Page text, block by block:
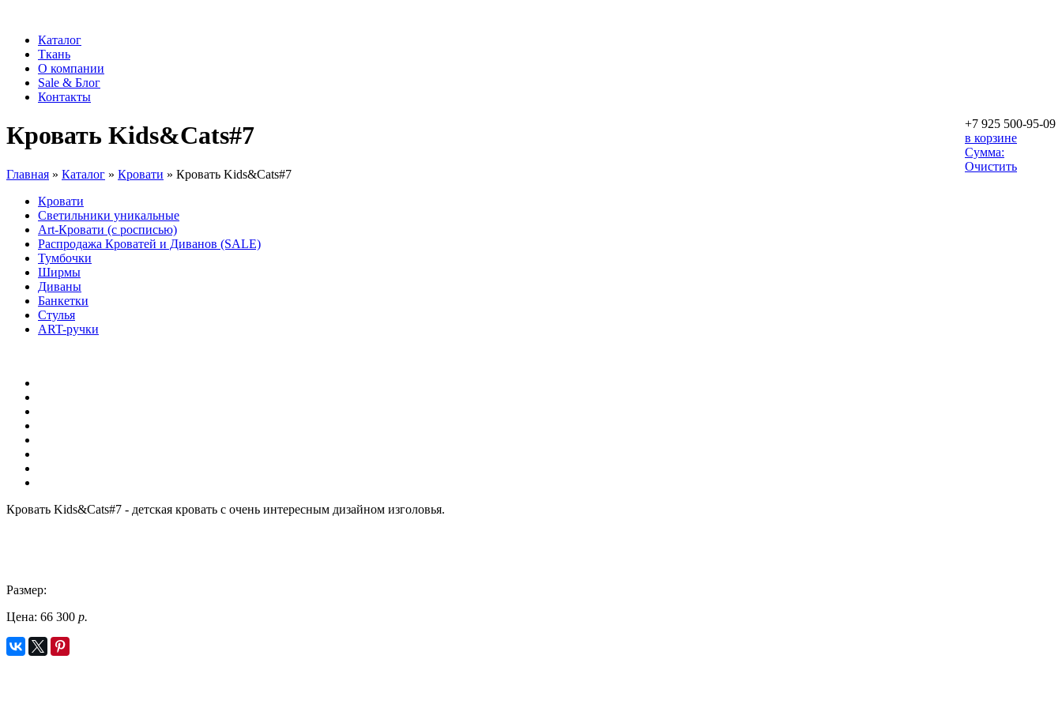
Каталог
Ткань
О компании
Sale & Блог
Контакты
+7 925 500-95-09
в корзине
Сумма:
Очистить
Кровать Kids&Cats#7
Главная » Каталог » Кровати » Кровать Kids&Cats#7
Кровати
Светильники уникальные
Art-Кровати (с росписью)
Распродажа Кроватей и Диванов (SALE)
Тумбочки
Ширмы
Диваны
Банкетки
Стулья
ART-ручки
Кровать Kids&Cats#7 - детская кровать с очень интересным дизайном изголовья.
Размер:
Цена: 66 300 р.